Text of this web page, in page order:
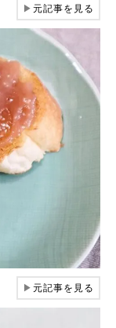
▶元記事を見る
▶元記事を見る